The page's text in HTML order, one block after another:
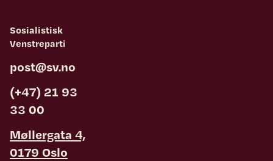
Sosialistisk
Venstreparti
post@sv.no
(+47) 21 93
33 00
Møllergata 4,
0179 Oslo